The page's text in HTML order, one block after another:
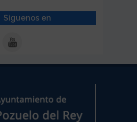
Síguenos en